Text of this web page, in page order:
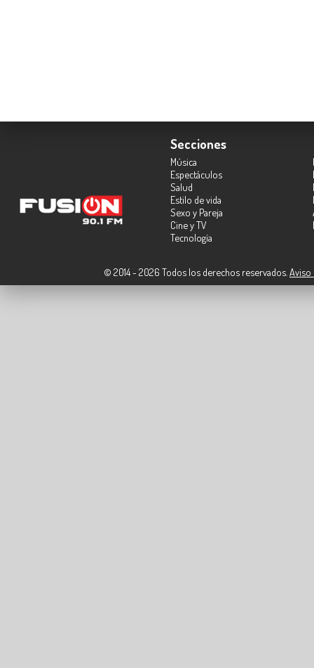
Secciones
Música
Espectáculos
Salud
Estilo de vida
Sexo y Pareja
Cine y TV
Tecnología
© 2014 - 2026 Todos los derechos reservados. Aviso